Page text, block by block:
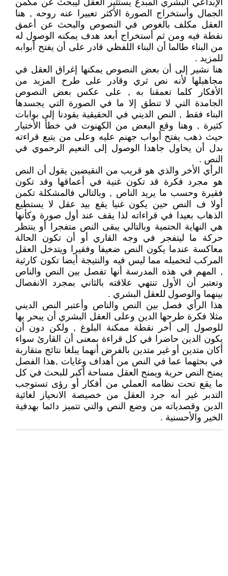
الإبداعي البشري المبدع يستثير العقل ليبحث عن مكمن
الجمال وأستخراج الصورة الأكثر تعبيرا عنه روحه , هنا
العقل مكلف بالغوص في النصوص والبحث عن أعمق
نقطة فيه ومن ثم أستخراج أبعد هدف يمكنه الوصول له
من البناء طالما أن البناء اللفظي قادر على أن يفتح أبوابه
للمزيد .
هنا نشير إلى أن بعض النصوص يمكنها إغراق العقل في
مجاهيلها لأنه نص ثري وقادر على طرح المزيد من
الأفكار كلما تعمقنا به , على عكس بعض النصوص
الجامدة التي لا تنطق إلا ما في الصورة التي يجسدها
البناء فقط , النص الديني في الحقيقية يقودنا إلى بوابات
كثيرة , وهنا وقع البعض من الكهنوت في خطأ الأختيار
حيث ذهب يفتح أبواب جهنم عليه وعلى من يتبع قراءته
بدل أن يحاول جاهدا الوصول إلى النعيم الرحموي في
النص .
الرأي الأخر والذي هو قريب من النقيضين يقول أن النص
هو مجرد فكرة قد تكون غنية في أعماقها وقد تكون
فقيرة وحسب ما يريد الناص , وبالتالي فالمشكلة تكمن
أولا ف النص حين يكون غنيا يقع بيد عقل لا يستطيع
الذهاب بعيدا في قراءاته لذا يقف عند أول صورة وكأنها
هي النهاية الحتمية وبالتالي يبقى النص متفجرا أو ينتظر
حركة ما ليتفجر في وجه القاري أو أن تكون الحالة
معاكسة عندما يكون النص ضعيفا وفقيرا ويتدخل العقل
المركب لتحميله مما ليس فيه والنتيجة أيضا تكون كارثية
, المهم في هذه المدرسة أنها تفصل بين النص والناص
وتعتبر أن الأول تنتهي علاقته بالثاني بمجرد الانفصال
بينهما والوصول للعقل البشري .
هذا الرأي فصل بين النص والناص وأعتبر النص الديني
مثلا فكرة طرحها الدين وعلى العقل البشري أن يبحر بها
للوصول إلى أخر نقطة ممكنة البلوغ , ولكن دون أن
يكون الدين حاضرا في كل قراءة بمعنى أن القارئ سواء
أكان متدين أو غير متدين بالفرض أنهما يبلغا نتائج متقاربة
في بحثهما عما في النص من أهداف وغايات ,هذا الفصل
يمنح النص حرية ويمنح العقل مساحة أكبر للبحث في كل
ما يقع تحت نظامه العملي من أفكار أو رؤى تستوجب
التدبر غير أنه جرد العقل من خصيصة الانحياز لغائية
الدين وقصدياته من وضع النص والتي تتميز دائما بهدفية
الخير والأحسنية .